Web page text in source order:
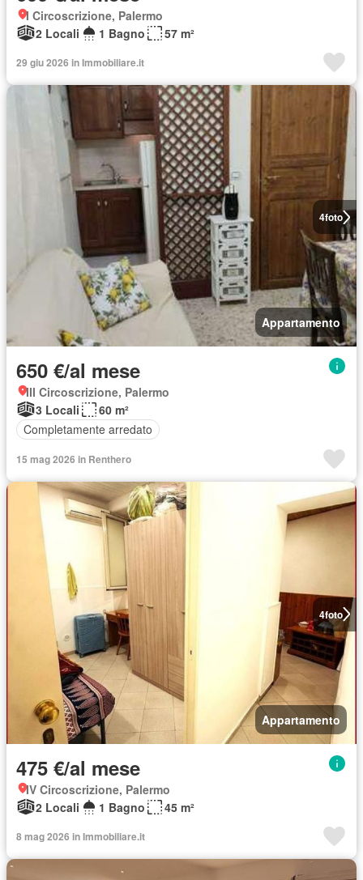
I Circoscrizione, Palermo
2 Locali
1 Bagno 57 m²
29 giu 2026 in Immobiliare.it
4foto
Appartamento
650 €/al mese
III Circoscrizione, Palermo
3 Locali
60 m²
Completamente arredato
15 mag 2026 in Renthero
4foto
Appartamento
475 €/al mese
IV Circoscrizione, Palermo
2 Locali
1 Bagno 45 m²
8 mag 2026 in Immobiliare.it